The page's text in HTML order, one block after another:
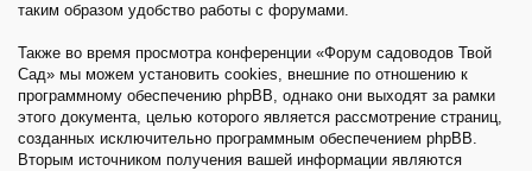
таким образом удобство работы с форумами.
Также во время просмотра конференции «Форум садоводов Твой
Сад» мы можем установить cookies, внешние по отношению к
программному обеспечению phpBB, однако они выходят за рамки
этого документа, целью которого является рассмотрение страниц,
созданных исключительно программным обеспечением phpBB.
Вторым источником получения вашей информации являются